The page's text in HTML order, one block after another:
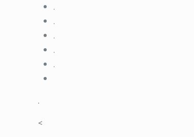
.
.
.
.
.
.
<